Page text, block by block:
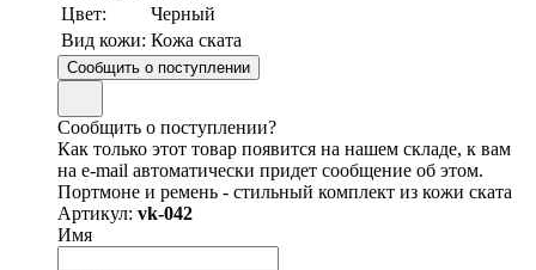
Цвет:
Черный
Вид кожи: Кожа ската
Сообщить о поступлении
Сообщить о поступлении?
Как только этот товар появится на нашем складе, к вам
на e-mail автоматически придет сообщение об этом.
Портмоне и ремень - стильный комплект из кожи ската
Артикул: vk-042
Имя